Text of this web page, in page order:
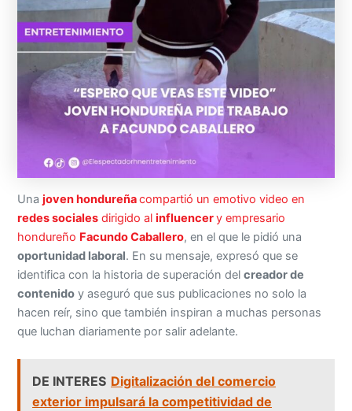
Unajoven hondureñacompartió un emotivo video en
redes sociales dirigido alinfluencery empresario
hondureño Facundo Caballero, en el que le pidió una
oportunidad laboral. En su mensaje, expresó que se
identifica con la historia de superación delcreador de
contenido y aseguró que sus publicaciones no solo la
hacen reír, sino que también inspiran a muchas personas
que luchan diariamente por salir adelante.
DE INTERES Digitalización del comercio
exterior impulsará la competitividad de